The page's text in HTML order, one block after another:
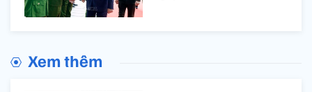
Xem thêm